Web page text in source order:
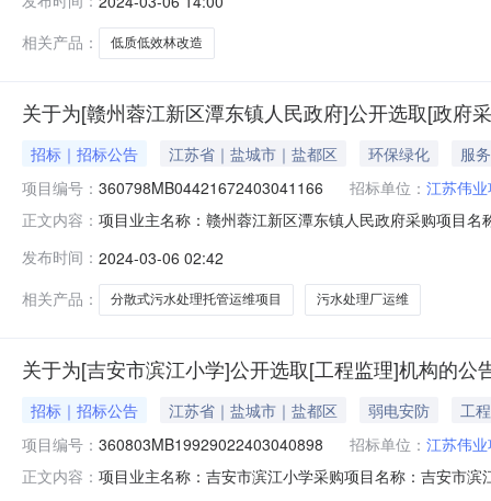
[2002]1980号文件计算服务内容：赣州蓉江新区潭东镇
相关产品：
低质低效林改造
关于为[赣州蓉江新区潭东镇人民政府]公开选取[政府
招标｜招标公告 江苏省｜盐城市｜盐都区 环保绿化
服务
项目编号： 360798MB04421672403041166 招标单位： 江苏伟
正文内容： 项目业主名称：赣州蓉江新区潭东镇人民政府采购项目
坑污水处理厂运维洽谈时间：3（个工作日）签订合同时
理有限公司,江西正
发布时间： 2024-03-06 02:42
相关产品：
分散式污水处理托管运维项目 污水处理厂运维
关于为[吉安市滨江小学]公开选取[工程监理]机构的公
招标｜招标公告 江苏省｜盐城市｜盐都区 弱电安防
工程
项目编号： 360803MB19929022403040898 招标单位： 江苏伟
正文内容： 项目业主名称：吉安市滨江小学采购项目名称：吉安市